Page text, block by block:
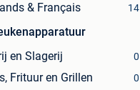
& Français 14
en Slagerij
0
Frituur en Grillen 0